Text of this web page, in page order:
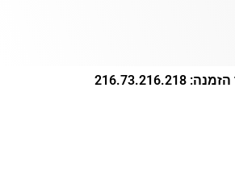
הזמנה:216.73.216.218